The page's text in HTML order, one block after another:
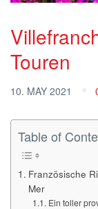
Touren
10. MAY 2021
Table of
Französische
Mer
Ein toller